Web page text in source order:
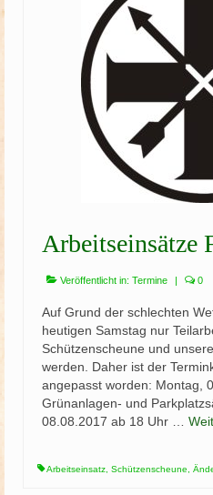
Schützenfest
Schießgruppe
Arbeitseinsätze
Veröffentlicht in: Termine | 0
Auf Grund der schlechten
heutigen Samstag nur
Schützenscheune und
werden. Daher ist der
angepasst worden: Montag,
Grünanlagen- und
08.08.2017 ab 18 Uhr …
Arbeitseinsatz Schützenscheune